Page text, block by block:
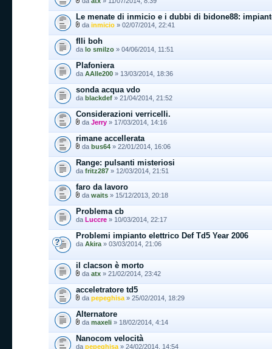
Le menate di inmicio e i dubbi di bidone88:
da inmicio » 02/07/2014, 22:41
flli boh
da lo smilzo » 04/06/2014, 11:51
Plafoniera
da AAlle200 » 13/03/2014, 18:36
sonda acqua vdo
da blackdef » 21/04/2014, 21:52
Considerazioni verricelli.
da Jerry » 17/03/2014, 14:16
rimane accellerata
da bus64 » 22/01/2014, 16:06
Range: pulsanti misteriosi
da fritz287 » 12/03/2014, 21:51
faro da lavoro
da waits » 15/12/2013, 20:18
Problema cb
da Luccre » 10/03/2014, 22:17
Problemi impianto elettrico Def Td5 Year 2006
da Akira » 03/03/2014, 21:06
il clacson è morto
da atx » 21/02/2014, 23:42
acceletratore td5
da pepeghisa » 25/02/2014, 18:29
Alternatore
da maxeli » 18/02/2014, 4:14
Nanocom velocità
da pepeghisa » 24/02/2014, 14:54